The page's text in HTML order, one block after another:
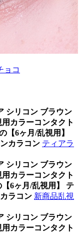
シリコン ブラウン
カラーコンタクト
【6ヶ月/乱視用】
カラコン ティアラ
シリコン ブラウン
カラーコンタクト
6ヶ月/乱視用】 テ
ラコン 新商品乱視
シリコン ブラウン
カラーコンタクト